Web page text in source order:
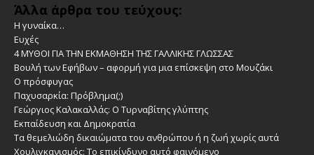
Άλλα άρθρα του τεύχους:
Η γυναίκα…
Ευχές
4 ΜΥΘΟΙ ΓΙΑ ΤΗΝ ΕΚΜΑΘΗΣΗ ΤΗΣ ΓΑΛΛΙΚΗΣ ΓΛΩΣΣΑΣ
Βουλή των Εφήβων – αφορμή για μια επίσκεψη στο Μουζάκι
Ο πρόσφυγας
Παχυσαρκία: Πρόβλημα(;)
Γεώργιος Καλακαλλάς: Ο Τυρναβίτης γλύπτης
Εκπαίδευση και Δημοκρατία
Τα θεμελιώδη δικαιώματα του ανθρώπου ή η ζωή χωρίς αυτά
Χουλιγκανισμός: Το επικίνδυνο αυτό φαινόμενο